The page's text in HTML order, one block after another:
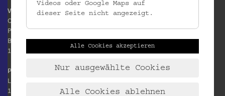
Volkskundemuseum Wien
Otto Wagner Areal
Pavillon 1
Baumgartner Höhe 1
1140 Wien
Postanschrift:
Laudongasse 15-19
1080 Wien
Videos oder Google Maps auf
dieser Seite nicht angezeigt.
Alle Cookies akzeptieren
Nur ausgewählte Cookies
Alle Cookies ablehnen